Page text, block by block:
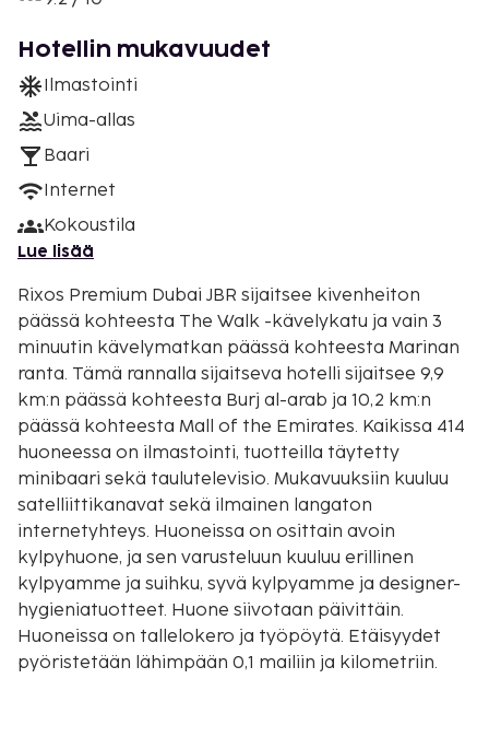
Hotellin mukavuudet
Ilmastointi
Uima-allas
Baari
Internet
Kokoustila
Lue lisää
Rixos Premium Dubai JBR sijaitsee kivenheiton
päässä kohteesta The Walk -kävelykatu ja vain 3
minuutin kävelymatkan päässä kohteesta Marinan
ranta. Tämä rannalla sijaitseva hotelli sijaitsee 9,9
km:n päässä kohteesta Burj al-arab ja 10,2 km:n
päässä kohteesta Mall of the Emirates. Kaikissa 414
huoneessa on ilmastointi, tuotteilla täytetty
minibaari sekä taulutelevisio. Mukavuuksiin kuuluu
satelliittikanavat sekä ilmainen langaton
internetyhteys. Huoneissa on osittain avoin
kylpyhuone, ja sen varusteluun kuuluu erillinen
kylpyamme ja suihku, syvä kylpyamme ja designer-
hygieniatuotteet. Huone siivotaan päivittäin.
Huoneissa on tallelokero ja työpöytä. Etäisyydet
pyöristetään lähimpään 0,1 mailiin ja kilometriin.